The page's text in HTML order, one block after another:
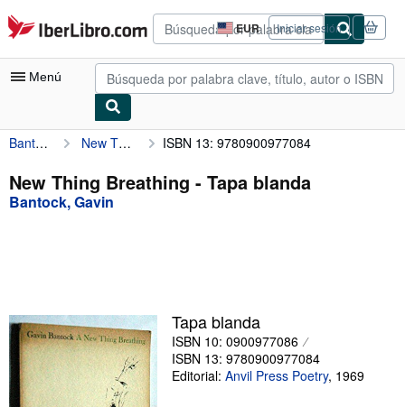
Pasar al contenido principal
IberLibro.com EUR
Preferencias
de
compra
del
Iniciar sesión
Menú
Mi cuenta
Consultar mis pedidos
Búsqueda avanzada
Vendedores
Comenzar a vender
Ayuda
Bantock, Gavin New Thing Breathing ISBN 13: 9780900977084
New Thing Breathing - Tapa blanda
Bantock, Gavin
Tapa blanda
ISBN 10: 0900977086
ISBN 13: 9780900977084
Editorial: Anvil Press Poetry, 1969